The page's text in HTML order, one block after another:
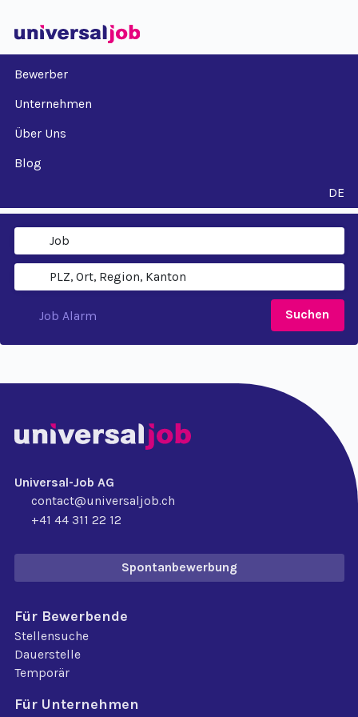
Bewerber
Unternehmen
Über Uns
Blog
DE
Suchen
Job Alarm
Universal-Job AG
contact@universaljob.ch
+41 44 311 22 12
Spontanbewerbung
Für Bewerbende
Stellensuche
Dauerstelle
Temporär
Für Unternehmen